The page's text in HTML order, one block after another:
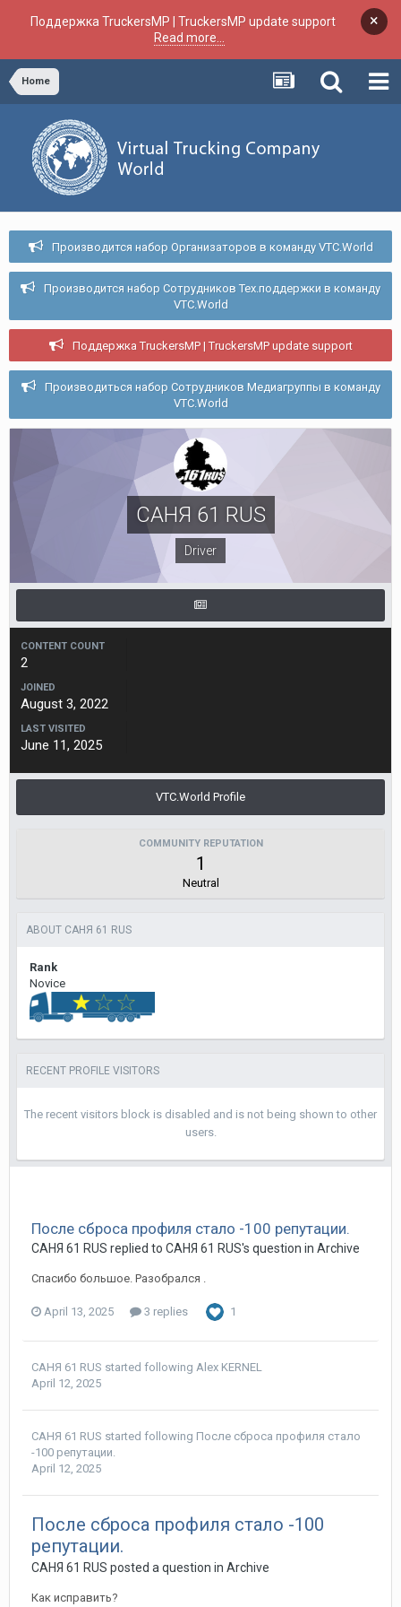
Поддержка TruckersMP | TruckersMP update support
Read more...
×
Home
Производится набор Организаторов в команду VTC.World
Производится набор Сотрудников Тех.поддержки в команду
VTC.World
Поддержка TruckersMP | TruckersMP update support
Производиться набор Сотрудников Медиагруппы в команду
VTC.World
CАНЯ 61 RUS
Driver
CONTENT COUNT
2
JOINED
August 3, 2022
LAST VISITED
June 11, 2025
VTC.World Profile
COMMUNITY REPUTATION
1
Neutral
ABOUT CАНЯ 61 RUS
Rank
Novice
RECENT PROFILE VISITORS
The recent visitors block is disabled and is not being shown to other
users.
После сброса профиля стало -100 репутации.
CАНЯ 61 RUS replied to CАНЯ 61 RUS's question in Archive
Спасибо большое. Разобрался .
April 13, 2025 3 replies 1
CАНЯ 61 RUS started following Alex KERNEL
April 12, 2025
CАНЯ 61 RUS started following После сброса профиля стало
-100 репутации.
April 12, 2025
После сброса профиля стало -100
репутации.
CАНЯ 61 RUS posted a question in Archive
Как исправить?